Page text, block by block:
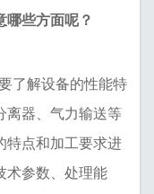
哪些方面呢？
解设备的性能特
离器、气力输送等
特点和加工要求进
术参数、处理能